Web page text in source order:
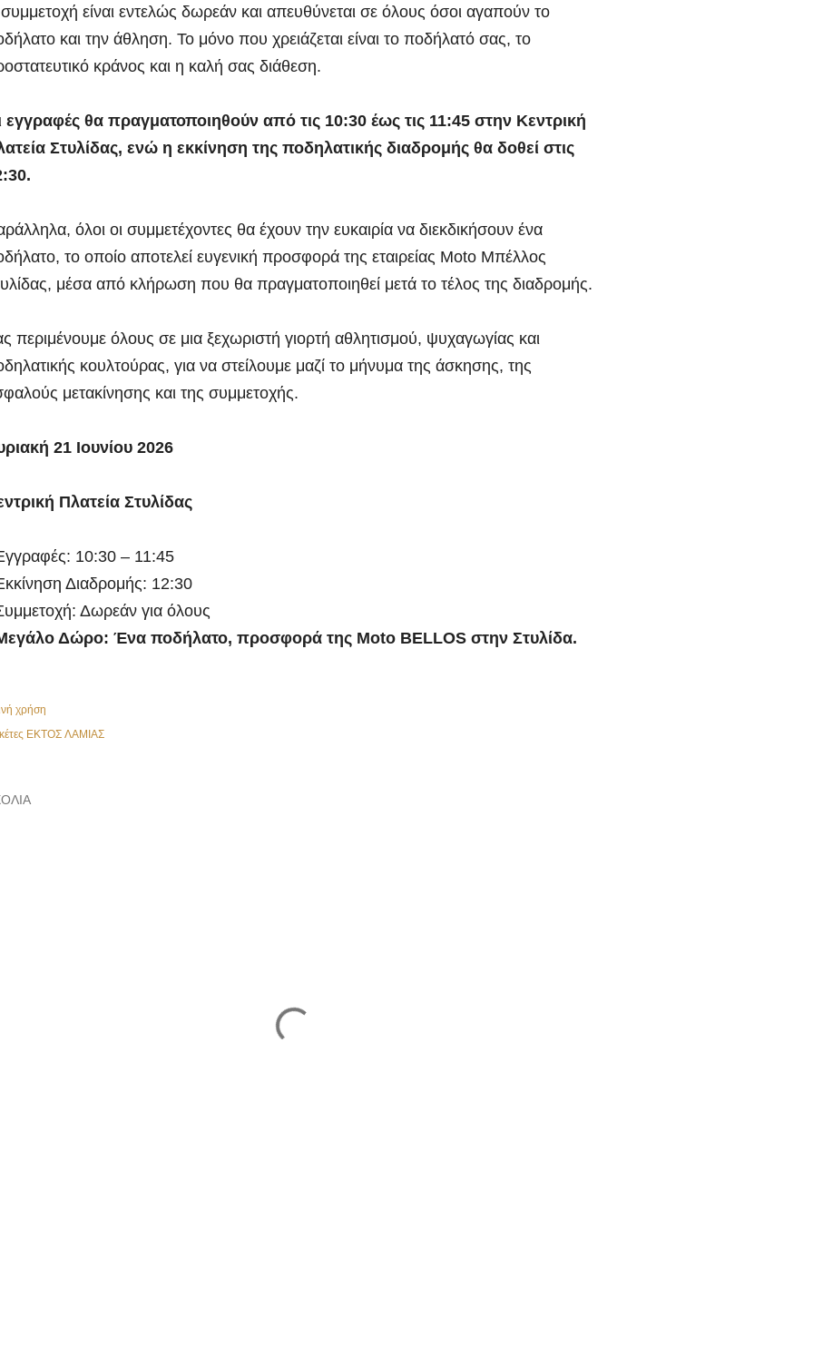
είναι εντελώς δωρεάν και απευθύνεται σε όλους όσοι αγαπούν το
και την άθληση. Το μόνο που χρειάζεται είναι το ποδήλατό σας, το
κράνος και η καλή σας διάθεση.
εγγραφές θα πραγματοποιηθούν από τις 10:30 έως τις 11:45 στην Κεντρική
Στυλίδας, ενώ η εκκίνηση της ποδηλατικής διαδρομής θα δοθεί στις
όλοι οι συμμετέχοντες θα έχουν την ευκαιρία να διεκδικήσουν ένα
το οποίο αποτελεί ευγενική προσφορά της εταιρείας Moto Μπέλλος
μέσα από κλήρωση που θα πραγματοποιηθεί μετά το τέλος της διαδρομής.
περιμένουμε όλους σε μια ξεχωριστή γιορτή αθλητισμού, ψυχαγωγίας και
κουλτούρας, για να στείλουμε μαζί το μήνυμα της άσκησης, της
μετακίνησης και της συμμετοχής.
21 Ιουνίου 2026
Πλατεία Στυλίδας
10:30 – 11:45
Διαδρομής: 12:30
Δωρεάν για όλους
Δώρο: Ένα ποδήλατο, προσφορά της Moto BELLOS στην Στυλίδα.
χρήση
ΕΚΤΟΣ ΛΑΜΙΑΣ